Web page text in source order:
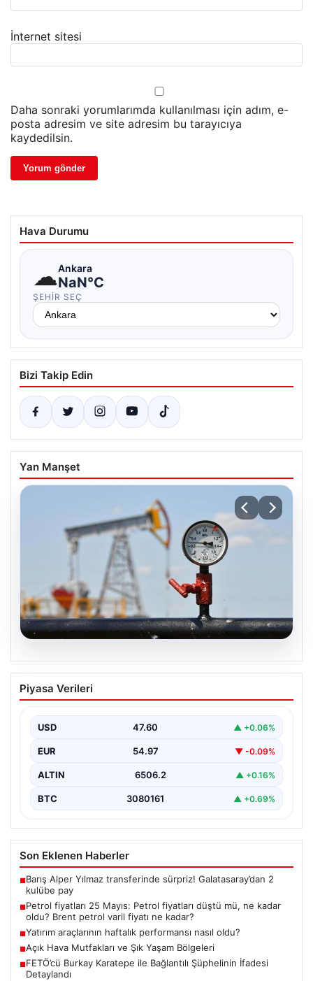
İnternet sitesi
Daha sonraki yorumlarımda kullanılması için adım, e-
posta adresim ve site adresim bu tarayıcıya
kaydedilsin.
Hava Durumu
☁Ankara
NaN°C
ŞEHIR SEÇ
Bizi Takip Edin
Yan Manşet
05.08.2026
Petrol fiyatları 25 Mayıs: Petrol fiyatları
düştü mü, ne kadar oldu? Brent petrol
Piyasa Verileri
USD 47.60 ▲ +0.06%
EUR 54.97 ▼ -0.09%
ALTIN 6506.2 ▲ +0.16%
BTC 3080161 ▲ +0.69%
Son Eklenen Haberler
■Barış Alper Yılmaz transferinde sürpriz! Galatasaray’dan 2
kulübe pay
■Petrol fiyatları 25 Mayıs: Petrol fiyatları düştü mü, ne kadar
oldu? Brent petrol varil fiyatı ne kadar?
■Yatırım araçlarının haftalık performansı nasıl oldu?
■Açık Hava Mutfakları ve Şık Yaşam Bölgeleri
■FETÖ’cü Burkay Karatepe ile Bağlantılı Şüphelinin İfadesi
Detaylandı